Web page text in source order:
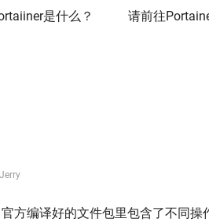
是什么？ 请前往
Jerry
方编译好的文件包里包含了不同操